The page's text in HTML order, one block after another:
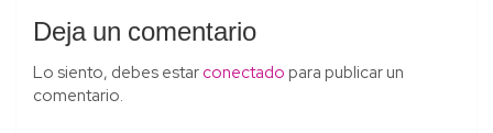
Deja un comentario
Lo siento, debes estar conectado para publicar un
comentario.